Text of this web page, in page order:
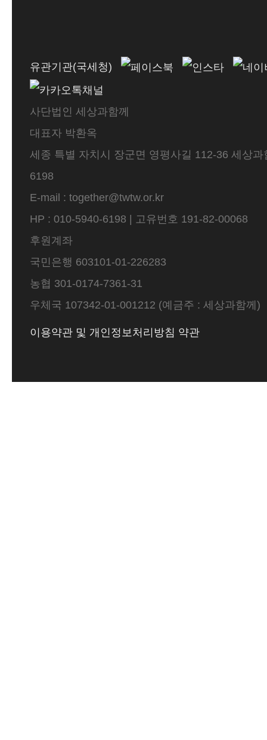
유관기관(국세청)
사단법인 세상과함께
대표자 박환옥
세종 특별 자치시 장군면 영평사길 112-36 세상
6198
E-mail : together@twtw.or.kr
HP : 010-5940-6198 | 고유번호 191-82-00068
후원계좌
국민은행 603101-01-226283
농협 301-0174-7361-31
우체국 107342-01-001212 (예금주 : 세상과함께)
이용약관 및 개인정보처리방침 약관